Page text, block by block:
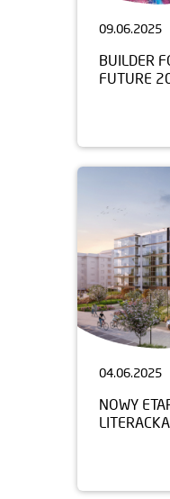
09.06.2025
BUILDER
FUTURE
04.06.2025
NOWY